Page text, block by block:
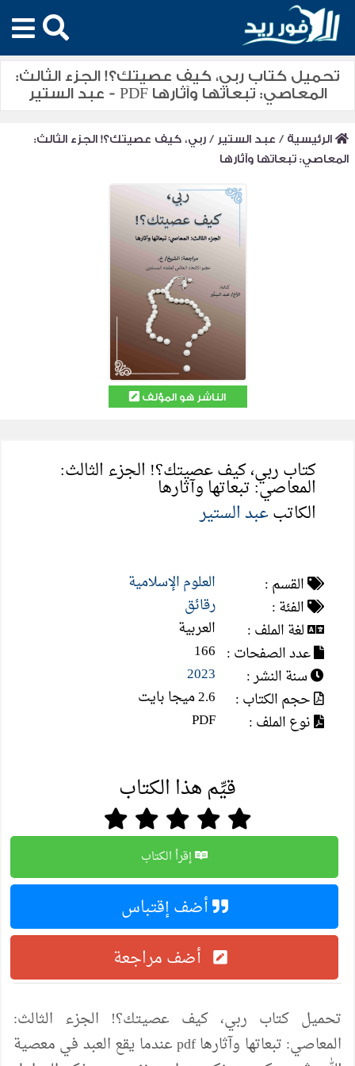
تحميل كتاب ربي، كيف عصيتك؟! الجزء الثالث:
المعاصي: تبعاتها وآثارها PDF - عبد الستير
الرئيسية / عبد الستير /ربي، كيف عصيتك؟! الجزء الثالث:
المعاصي: تبعاتها وآثارها
الناشر هو المؤلف
كتاب ربي، كيف عصيتك؟! الجزء الثالث:
المعاصي: تبعاتها وآثارها
الكاتبعبد الستير
القسم :
العلوم الإسلامية
الفئة :
رقائق
لغة الملف :
العربية
عدد الصفحات : 166
سنة النشر :
2023
حجم الكتاب :
2.6 ميجا بايت
نوع الملف :
PDF
قيِّم هذا الكتاب
إقرأ الكتاب
أضف إقتباس
أضف مراجعة
تحميل كتاب ربي، كيف عصيتك؟! الجزء الثالث:
المعاصي: تبعاتها وآثارها pdf عندما يقع العبد في معصية